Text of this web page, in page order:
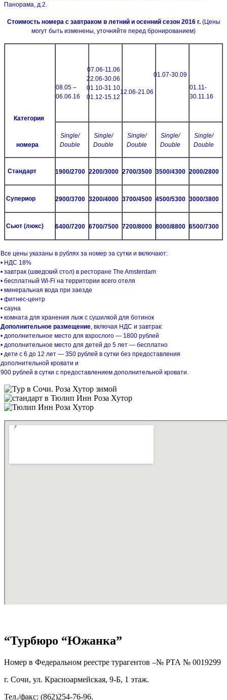
Панорама, д.2.
Стоимость номера с завтраком в летний и осенний сезон 2016 г.(Цены
могут быть изменены, уточняйте перед бронированием)
Категория
номера
08.05 –
06.06.16
07.06-11.06
22.06-30.06
01.10-31.10
01.12-15.12
12.06-21.06
01.07-30.09
01.11-
30.11.16
Single/
Double
Single/
Double
Single/
Double
Single/
Double
Single/
Double
Стандарт 1900/2700 2200/3000 2700/3500 3500/4300 2000/2800
Супериор 2900/3700 3200/4000 3700/4500 4500/5300 3000/3800
Сьют (люкс) 6400/7200 6700/7500 7200/8000 8000/8800 6500/7300
Все цены указаны в рублях за номер за сутки и включают:
• НДС 18%
• завтрак (шведский стол) в ресторане The Amsterdam
• бесплатный Wi-Fi на территории всего отеля
• минеральная вода при заезде
• фитнес-центр
• сауна
• комната для хранения лыж с сушилкой для ботинок
Дополнительное размещение, включая НДС и завтрак:
• дополнительное место для взрослого — 1800 рублей
• дополнительное место для детей до 5 лет — бесплатно
• дети с 6 до 12 лет — 350 рублей в сутки без предоставления
дополнительной кровати и
900 рублей в сутки с предоставлением дополнительной кровати.
“Турбюро “Южанка”
Номер в Федеральном реестре турагентов –№ РТА № 0019299
г. Сочи, ул. Красноармейская, 9-Б, 1 этаж.
Тел./факс: (862)254-76-96.